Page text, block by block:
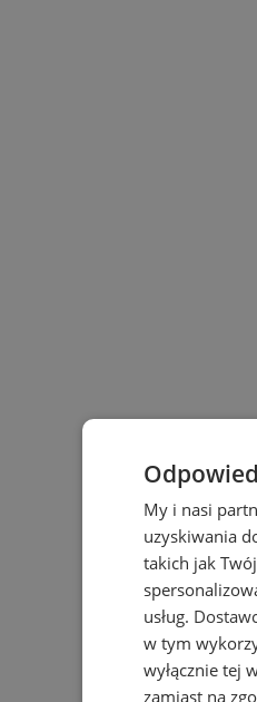
My i nasi
uzyskiwania
takich jak
usług.
w tym
wyłącznie tej
zamiast na